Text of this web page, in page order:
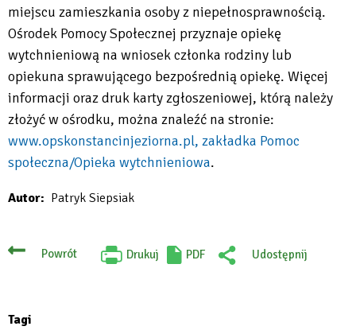
miejscu zamieszkania osoby z niepełnosprawnością.
Ośrodek Pomocy Społecznej przyznaje opiekę
wytchnieniową na wniosek członka rodziny lub
opiekuna sprawującego bezpośrednią opiekę. Więcej
informacji oraz druk karty zgłoszeniowej, którą należy
złożyć w ośrodku, można znaleźć na stronie:
www.opskonstancinjeziorna.pl, zakładka Pomoc
społeczna/Opieka wytchnieniowa
open
new
.
Autor Patryk Siepsiak
Powrót Drukuj
Will
PDF
Udostępnij
Tagi